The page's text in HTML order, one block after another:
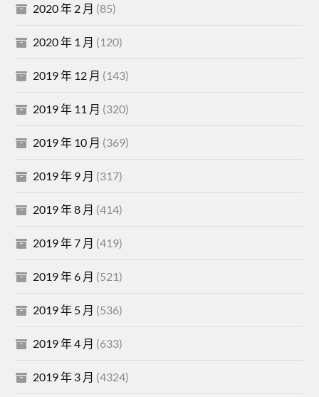
2020 年 2 月 (85)
2020 年 1 月 (120)
2019 年 12 月 (143)
2019 年 11 月 (320)
2019 年 10 月 (369)
2019 年 9 月 (317)
2019 年 8 月 (414)
2019 年 7 月 (419)
2019 年 6 月 (521)
2019 年 5 月 (536)
2019 年 4 月 (633)
2019 年 3 月 (4324)